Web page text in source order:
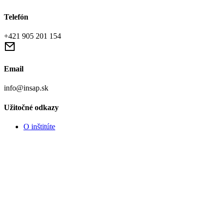
Telefón
+421 905 201 154
Email
info@insap.sk
Užitočné odkazy
O inštitúte